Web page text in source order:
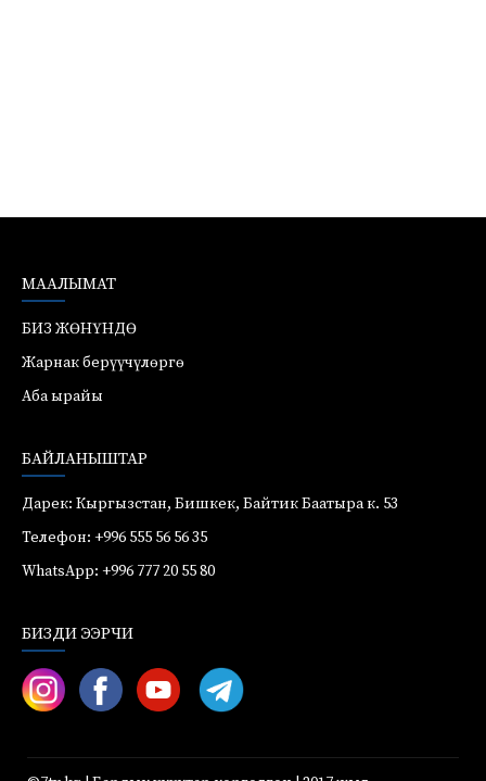
МААЛЫМАТ
БИЗ ЖӨНҮНДӨ
Жарнак берүүчүлөргө
Аба ырайы
БАЙЛАНЫШТАР
Дарек: Кыргызстан, Бишкек, Байтик Баатыра к. 53
Телефон: +996 555 56 56 35
WhatsApp: +996 777 20 55 80
БИЗДИ ЭЭРЧИ